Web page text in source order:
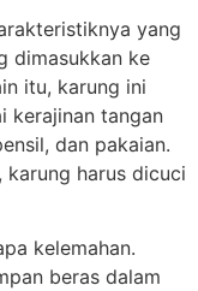
yang
dimasukkan ke
itu, karung ini
kerajinan tangan
dan pakaian.
karung harus dicuci
kelemahan.
beras dalam